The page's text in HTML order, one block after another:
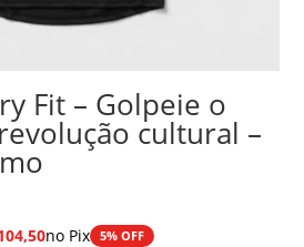
Fit – Golpeie o
cultural –
no Pix 5% OFF